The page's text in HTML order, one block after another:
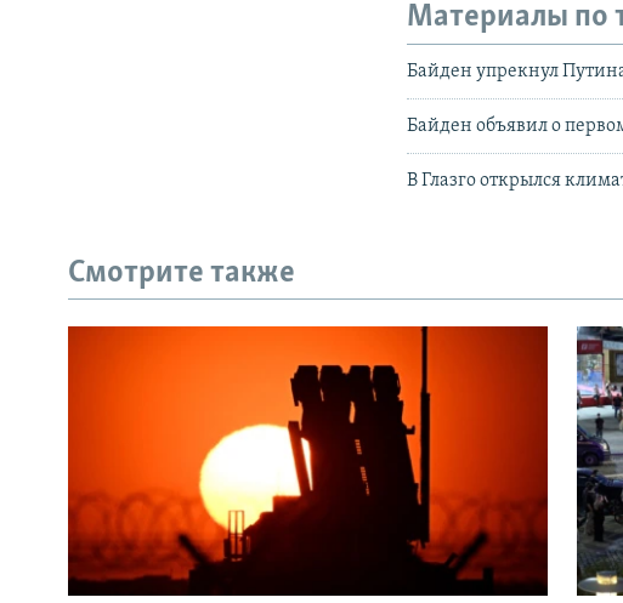
Материалы по
Байден упрекнул
Байден объявил о
В Глазго открылся
Смотрите также